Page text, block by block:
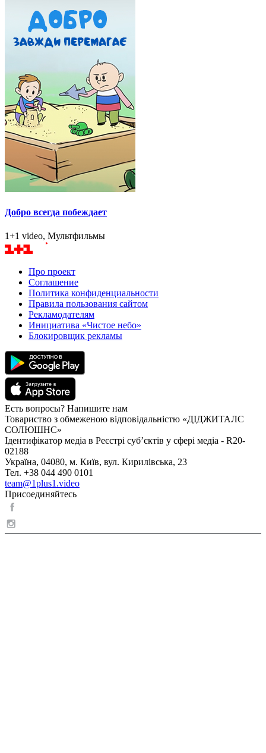
Добро всегда побеждает
1+1 video, Мультфильмы
Про проект
Соглашение
Политика конфиденциальности
Правила пользования сайтом
Рекламодателям
Инициатива «Чистое небо»
Блокировщик рекламы
Есть вопросы? Напишите нам
Товариство з обмеженою відповідальністю «ДІДЖИТАЛС
СОЛЮШНС»
Ідентифікатор медіа в Реєстрі суб’єктів у сфері медіа - R20-
02188
Україна, 04080, м. Київ, вул. Кирилівська, 23
Тел. +38 044 490 0101
team@1plus1.video
Присоединяйтесь